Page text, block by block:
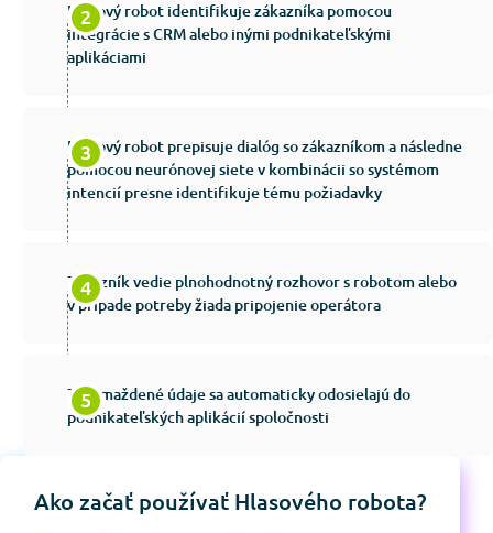
Hlasový robot identifikuje zákazníka pomocou
integrácie s CRM alebo inými podnikateľskými
aplikáciami
Hlasový robot prepisuje dialóg so zákazníkom a následne
pomocou neurónovej siete v kombinácii so systémom
intencií presne identifikuje tému požiadavky
Zákazník vedie plnohodnotný rozhovor s robotom alebo
v prípade potreby žiada pripojenie operátora
Zhromaždené údaje sa automaticky odosielajú do
podnikateľských aplikácií spoločnosti
Ako začať používať Hlasového robota?